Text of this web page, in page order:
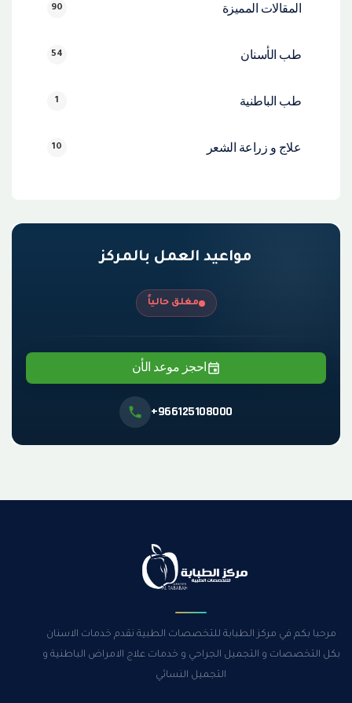
المقالات المميزة 90
طب الأسنان 54
طب الباطنية 1
علاج و زراعة الشعر 10
مواعيد العمل بالمركز
مغلق حالياً
احجز موعد الأن
+966125108000
مرحبا بكم في مركز الطبابة للتخصصات الطبية نقدم خدمات الاسنان
بكل التخصصات و التجميل الجراحي و خدمات علاج الامراض الباطنية و
التجميل النسائي